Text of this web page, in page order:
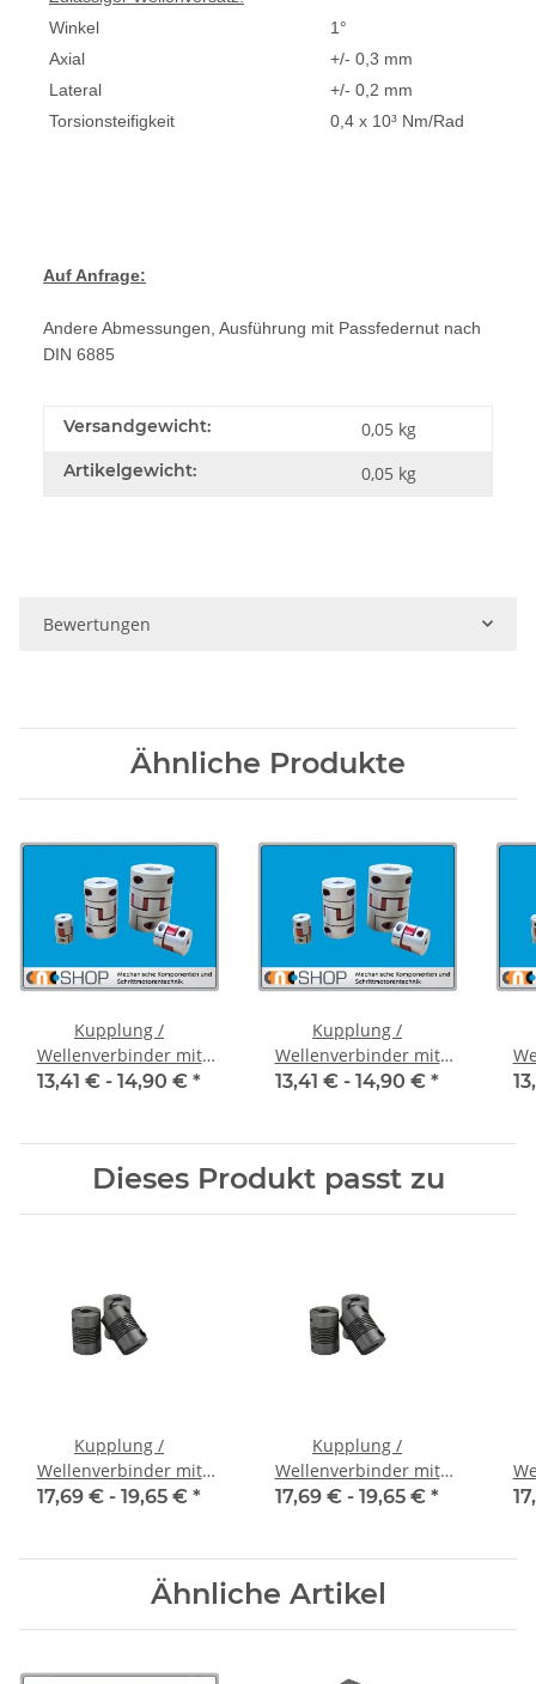
Winkel
1°
Axial
+/- 0,3 mm
Lateral
+/- 0,2 mm
Torsionsteifigkeit
0,4 x 10³ Nm/Rad
Auf Anfrage:
Andere Abmessungen, Ausführung mit Passfedernut nach
DIN 6885
Versandgewicht: 0,05 kg
Artikelgewicht: 0,05 kg
Bewertungen
Ähnliche Produkte
Kupplung /
Wellenverbinder mit
Klemmnaben FCT-20C
13,41 € - 14,90 € *
Kupplung /
Wellenverbinder mit
Klemmnaben FCT-20C
13,41 € - 14,90 € *
Dieses Produkt passt zu
Kupplung /
Wellenverbinder mit
Klemmnaben WSV-K 16
17,69 € - 19,65 € *
Kupplung /
Wellenverbinder mit
Klemmnaben WSV-K 16
17,69 € - 19,65 € *
Ähnliche Artikel